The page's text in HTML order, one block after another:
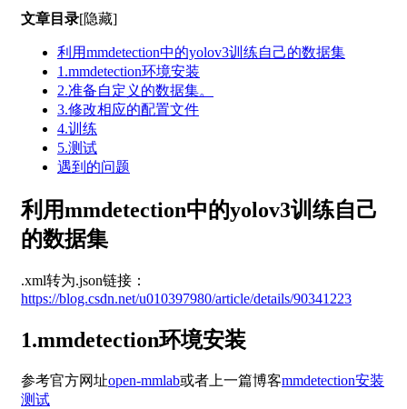
文章目录[隐藏]
利用mmdetection中的yolov3训练自己的数据集
1.mmdetection环境安装
2.准备自定义的数据集。
3.修改相应的配置文件
4.训练
5.测试
遇到的问题
利用mmdetection中的yolov3训练自己
的数据集
.xml转为.json链接：
https://blog.csdn.net/u010397980/article/details/90341223
1.mmdetection环境安装
参考官方网址open-mmlab或者上一篇博客mmdetection安装
测试